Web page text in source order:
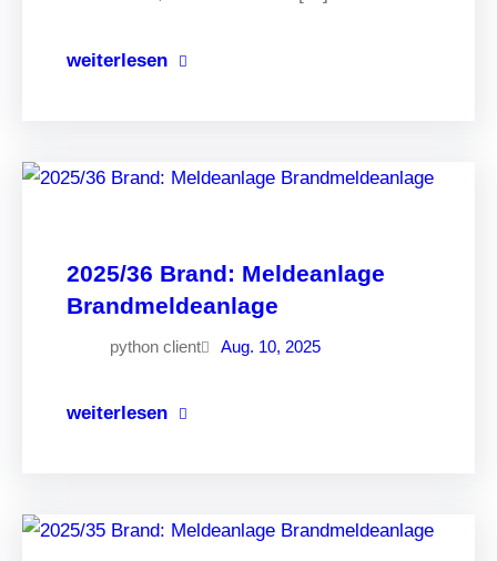
weiterlesen
2025/36 Brand: Meldeanlage
Brandmeldeanlage
python client Aug. 10, 2025
weiterlesen